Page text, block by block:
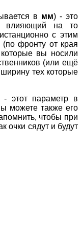
в мм) - это
влияющий на то
с этим
фронту от края
вы носили
(или ещё
тех которые
- этот параметр в
можете также его
чтобы при
очки сядут и будут